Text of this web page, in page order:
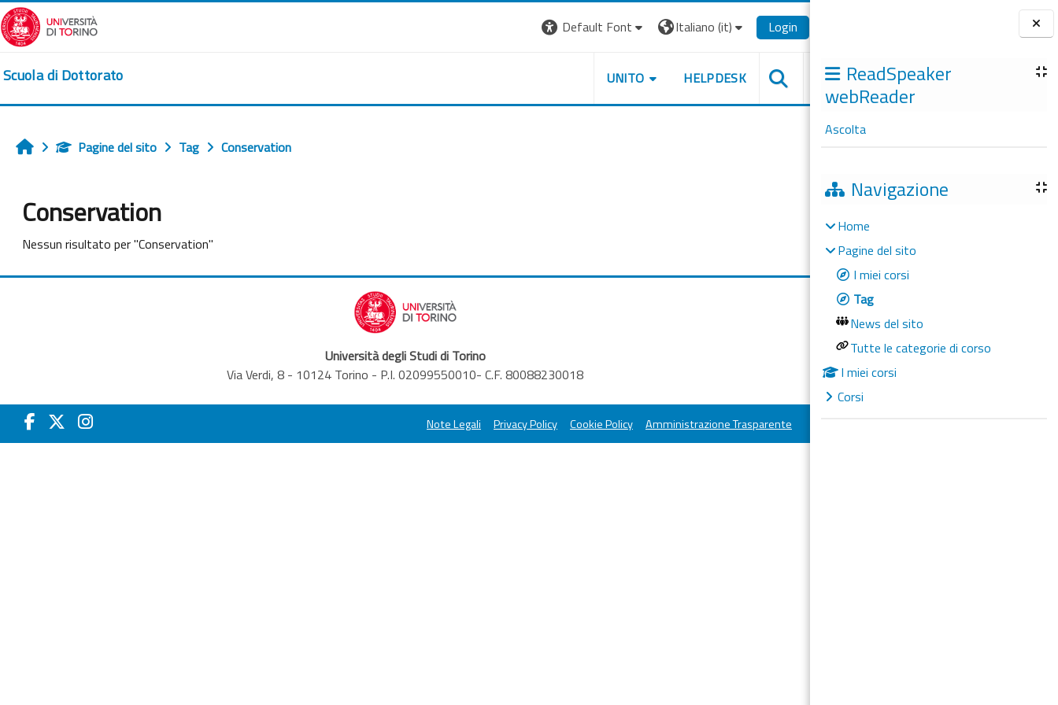
Vai al contenuto principale
Blocchi
ReadSpeaker
webReader
Ascolta
Navigazione
Home
Pagine del sito
I miei corsi
Tag
News del sito
Tutte le categorie di corso
I miei corsi
Corsi
Default Font Italiano ‎(it)‎ Login
Scuola di Dottorato UNITO HELPDESK
HomePagine del sito Tag Conservation
Conservation
Nessun risultato per "Conservation"
Università degli Studi di Torino
Via Verdi, 8 - 10124 Torino - P.I. 02099550010- C.F. 80088230018
Note Legali Privacy Policy Cookie Policy Amministrazione Trasparente